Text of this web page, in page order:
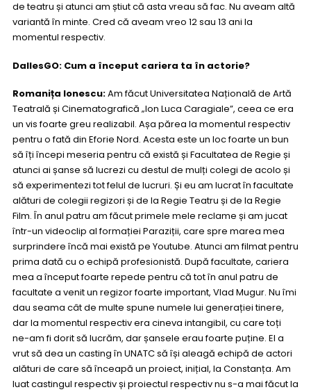
de teatru și atunci am știut că asta vreau să fac. Nu aveam altă
variantă în minte. Cred că aveam vreo 12 sau 13 ani la
momentul respectiv.
DallesGO: Cum a început cariera ta în actorie?
Romanița Ionescu:Am făcut Universitatea Națională de Artă
Teatrală și Cinematografică „Ion Luca Caragiale”, ceea ce era
un vis foarte greu realizabil. Așa părea la momentul respectiv
pentru o fată din Eforie Nord. Acesta este un loc foarte un bun
să îți începi meseria pentru că există și Facultatea de Regie și
atunci ai șanse să lucrezi cu destul de mulți colegi de acolo și
să experimentezi tot felul de lucruri. Și eu am lucrat în facultate
alături de colegii regizori și de la Regie Teatru și de la Regie
Film. În anul patru am făcut primele mele reclame și am jucat
într-un videoclip al formației Paraziții, care spre marea mea
surprindere încă mai există pe Youtube. Atunci am filmat pentru
prima dată cu o echipă profesionistă. După facultate, cariera
mea a început foarte repede pentru că tot în anul patru de
facultate a venit un regizor foarte important, Vlad Mugur. Nu îmi
dau seama cât de multe spune numele lui generației tinere,
dar la momentul respectiv era cineva intangibil, cu care toți
ne-am fi dorit să lucrăm, dar șansele erau foarte puține. El a
vrut să dea un casting în UNATC să își aleagă echipă de actori
alături de care să înceapă un proiect, inițial, la Constanța. Am
luat castingul respectiv și proiectul respectiv nu s-a mai făcut la